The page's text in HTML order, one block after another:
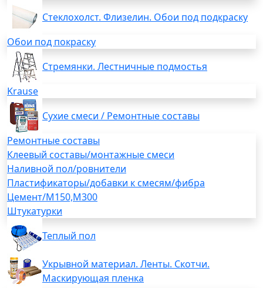
Стеклохолст. Флизелин. Обои под подкраску
Обои под покраску
Стремянки. Лестничные подмостья
Krause
Сухие смеси / Ремонтные составы
Ремонтные составы
Клеевый составы/монтажные смеси
Наливной пол/ровнители
Пластификаторы/добавки к смесям/фибра
Цемент/М150,М300
Штукатурки
Теплый пол
Укрывной материал. Ленты. Скотчи.
Маскирующая пленка